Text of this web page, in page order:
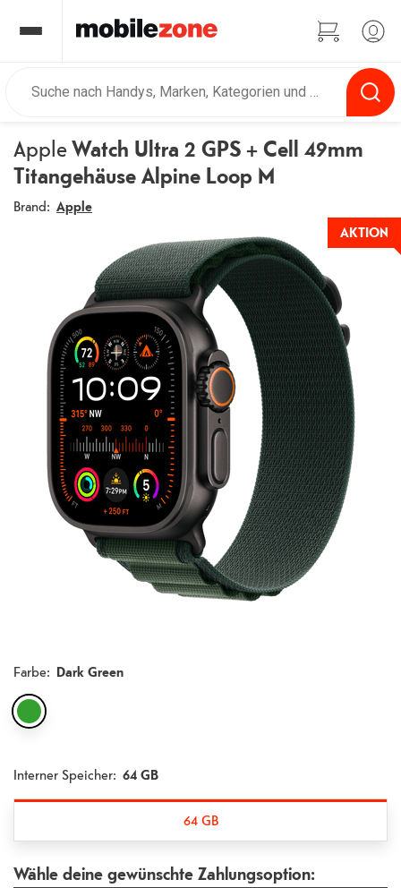
AppleWatch Ultra 2 GPS + Cell 49mm
Titangehäuse Alpine Loop M
Brand: Apple
AKTION
Farbe: Dark Green
Interner Speicher: 64 GB
64 GB
Wähle deine gewünschte Zahlungsoption: